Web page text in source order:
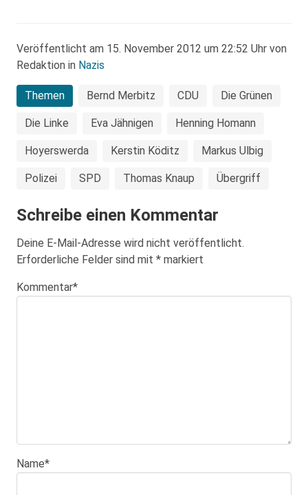
Veröffentlicht am 15. November 2012 um 22:52 Uhr von
Redaktion in Nazis
Themen Bernd Merbitz CDU Die Grünen
Die Linke Eva Jähnigen Henning Homann
Hoyerswerda Kerstin Köditz Markus Ulbig
Polizei SPD Thomas Knaup Übergriff
Schreibe einen Kommentar
Deine E-Mail-Adresse wird nicht veröffentlicht.
Erforderliche Felder sind mit * markiert
Kommentar*
Name*